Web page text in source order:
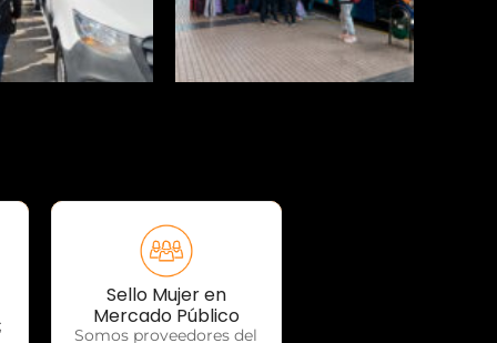
Sello Mujer en
Mercado Público
Somos proveedores del
OTP Servicios